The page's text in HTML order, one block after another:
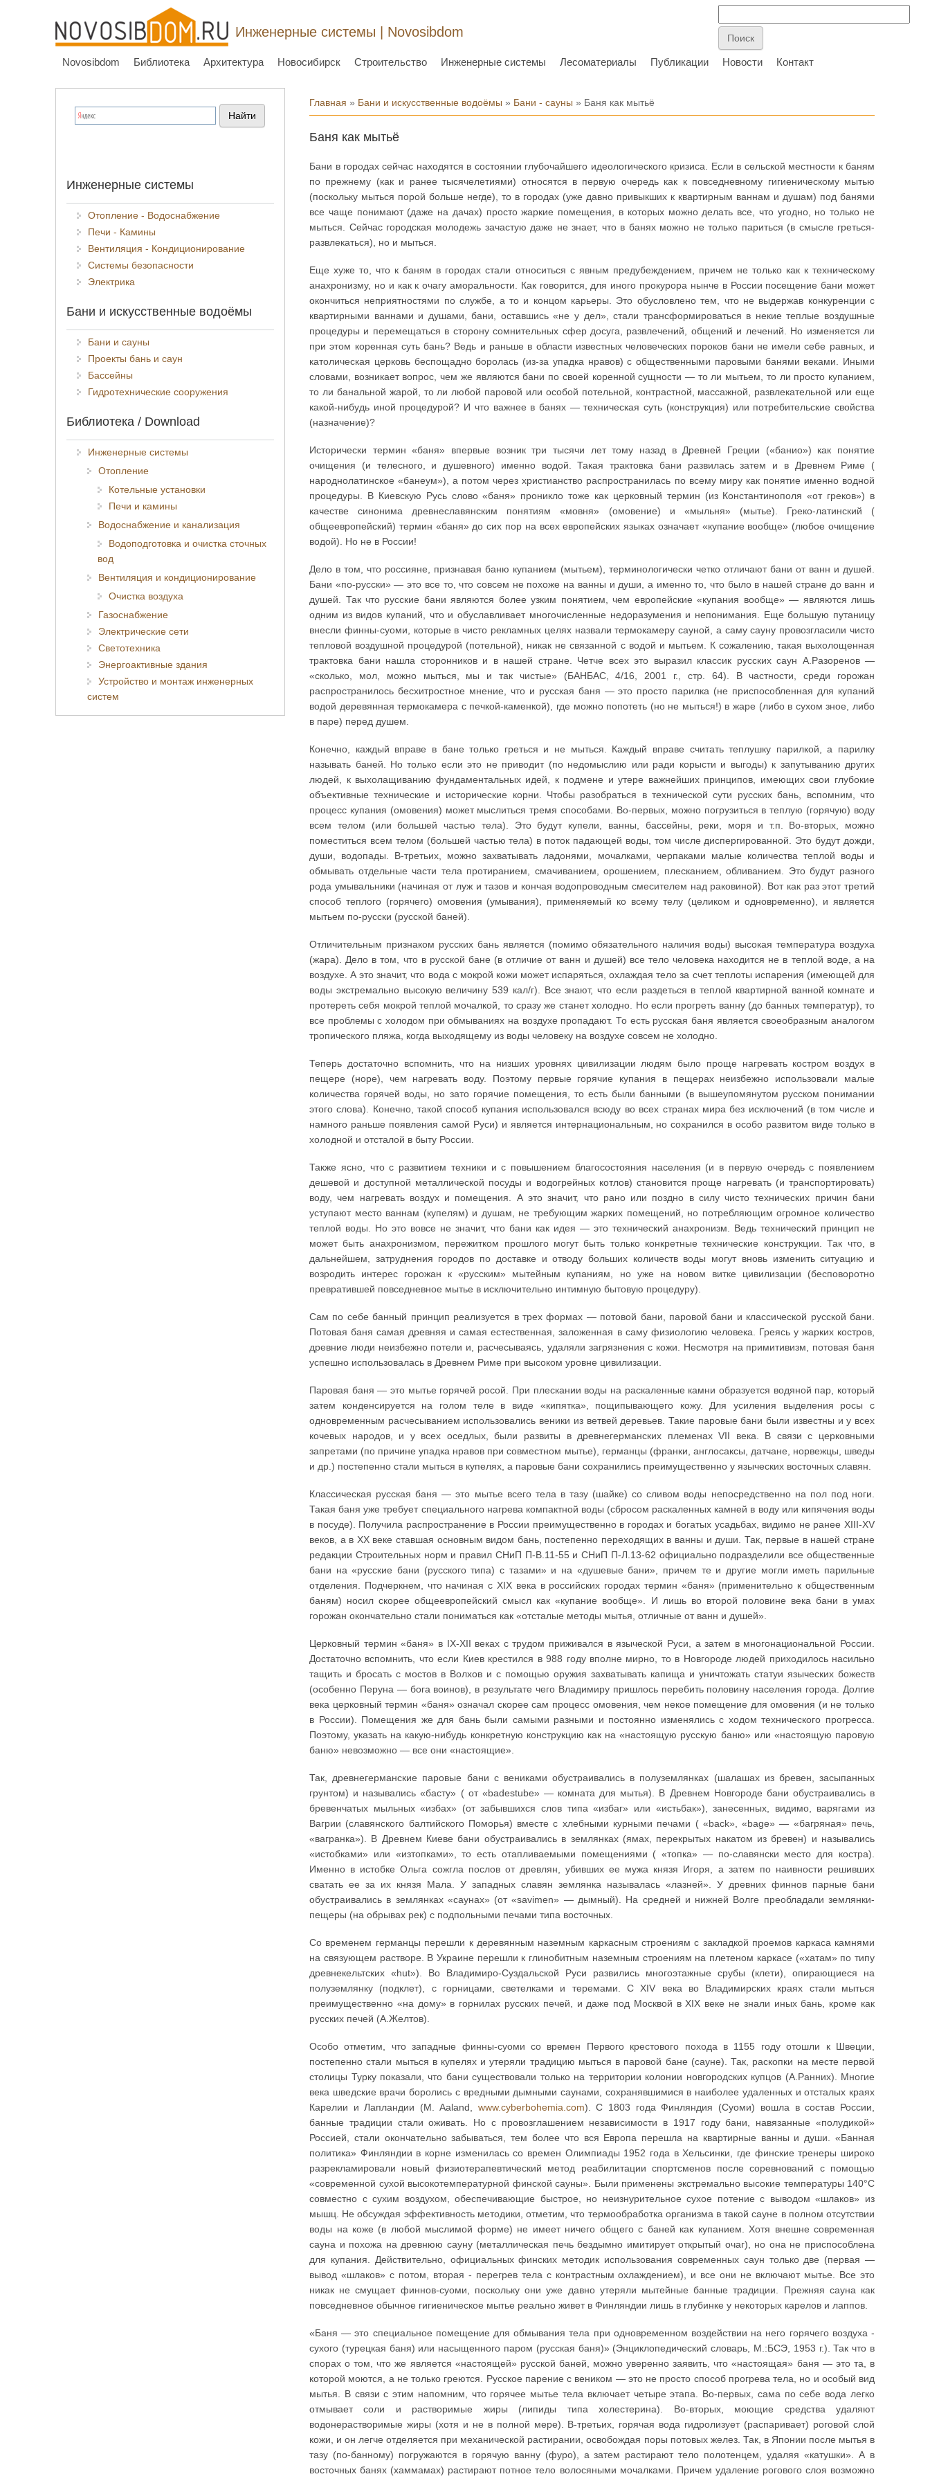
Инженерные системы | Novosibdom
Novosibdom Библиотека Архитектура Новосибирск Строительство Инженерные системы Лесоматериалы Публикации Новости Контакт
Вы здесь
Главная » Бани и искусственные водоёмы » Бани - сауны » Баня как мытьё
Баня как мытьё
Бани в городах сейчас находятся в состоянии глубочайшего идеологического кризиса. Если в сельской местности к баням
по прежнему (как и ранее тысячелетиями) относятся в первую очередь как к повседневному гигиеническому мытью
(поскольку мыться порой больше негде), то в городах (уже давно привыкших к квартирным ваннам и душам) под банями
все чаще понимают (даже на дачах) просто жаркие помещения, в которых можно делать все, что угодно, но только не
мыться. Сейчас городская молодежь зачастую даже не знает, что в банях можно не только париться (в смысле греться-
развлекаться), но и мыться.
Еще хуже то, что к баням в городах стали относиться с явным предубеждением, причем не только как к техническому
анахронизму, но и как к очагу аморальности. Как говорится, для иного прокурора нынче в России посещение бани может
окончиться неприятностями по службе, а то и концом карьеры. Это обусловлено тем, что не выдержав конкуренции с
квартирными ваннами и душами, бани, оставшись «не у дел», стали трансформироваться в некие теплые воздушные
процедуры и перемещаться в сторону сомнительных сфер досуга, развлечений, общений и лечений. Но изменяется ли
при этом коренная суть бань? Ведь и раньше в области известных человеческих пороков бани не имели себе равных, и
католическая церковь беспощадно боролась (из-за упадка нравов) с общественными паровыми банями веками. Иными
словами, возникает вопрос, чем же являются бани по своей коренной сущности — то ли мытьем, то ли просто купанием,
то ли банальной жарой, то ли любой паровой или особой потельной, контрастной, массажной, развлекательной или еще
какой-нибудь иной процедурой? И что важнее в банях — техническая суть (конструкция) или потребительские свойства
(назначение)?
Исторически термин «баня» впервые возник три тысячи лет тому назад в Древней Греции («банио») как понятие
очищения (и телесного, и душевного) именно водой. Такая трактовка бани развилась затем и в Древнем Риме (
народнолатинское «банеум»), а потом через христианство распространилась по всему миру как понятие именно водной
процедуры. В Киевскую Русь слово «баня» проникло тоже как церковный термин (из Константинополя «от греков») в
качестве синонима древнеславянским понятиям «мовня» (омовение) и «мыльня» (мытье). Греко-латинский (
общеевропейский) термин «баня» до сих пор на всех европейских языках означает «купание вообще» (любое очищение
водой). Но не в России!
Дело в том, что россияне, признавая баню купанием (мытьем), терминологически четко отличают бани от ванн и душей.
Бани «по-русски» — это все то, что совсем не похоже на ванны и души, а именно то, что было в нашей стране до ванн и
душей. Так что русские бани являются более узким понятием, чем европейские «купания вообще» — являются лишь
одним из видов купаний, что и обуславливает многочисленные недоразумения и непонимания. Еще большую путаницу
внесли финны-суоми, которые в чисто рекламных целях назвали термокамеру сауной, а саму сауну провозгласили чисто
тепловой воздушной процедурой (потельной), никак не связанной с водой и мытьем. К сожалению, такая выхолощенная
трактовка бани нашла сторонников и в нашей стране. Четче всех это выразил классик русских саун А.Разоренов —
«сколько, мол, можно мыться, мы и так чистые» (БАНБАС, 4/16, 2001 г., стр. 64). В частности, среди горожан
распространилось бесхитростное мнение, что и русская баня — это просто парилка (не приспособленная для купаний
водой деревянная термокамера с печкой-каменкой), где можно попотеть (но не мыться!) в жаре (либо в сухом зное, либо
в паре) перед душем.
Конечно, каждый вправе в бане только греться и не мыться. Каждый вправе считать теплушку парилкой, а парилку
называть баней. Но только если это не приводит (по недомыслию или ради корысти и выгоды) к запутыванию других
людей, к выхолащиванию фундаментальных идей, к подмене и утере важнейших принципов, имеющих свои глубокие
объективные технические и исторические корни. Чтобы разобраться в технической сути русских бань, вспомним, что
процесс купания (омовения) может мыслиться тремя способами. Во-первых, можно погрузиться в теплую (горячую) воду
всем телом (или большей частью тела). Это будут купели, ванны, бассейны, реки, моря и т.п. Во-вторых, можно
поместиться всем телом (большей частью тела) в поток падающей воды, том числе диспергированной. Это будут дожди,
души, водопады. В-третьих, можно захватывать ладонями, мочалками, черпаками малые количества теплой воды и
обмывать отдельные части тела протиранием, смачиванием, орошением, плесканием, обливанием. Это будут разного
рода умывальники (начиная от луж и тазов и кончая водопроводным смесителем над раковиной). Вот как раз этот третий
способ теплого (горячего) омовения (умывания), применяемый ко всему телу (целиком и одновременно), и является
мытьем по-русски (русской баней).
Отличительным признаком русских бань является (помимо обязательного наличия воды) высокая температура воздуха
(жара). Дело в том, что в русской бане (в отличие от ванн и душей) все тело человека находится не в теплой воде, а на
воздухе. А это значит, что вода с мокрой кожи может испаряться, охлаждая тело за счет теплоты испарения (имеющей для
воды экстремально высокую величину 539 кал/г). Все знают, что если раздеться в теплой квартирной ванной комнате и
протереть себя мокрой теплой мочалкой, то сразу же станет холодно. Но если прогреть ванну (до банных температур), то
все проблемы с холодом при обмываниях на воздухе пропадают. То есть русская баня является своеобразным аналогом
тропического пляжа, когда выходящему из воды человеку на воздухе совсем не холодно.
Теперь достаточно вспомнить, что на низших уровнях цивилизации людям было проще нагревать костром воздух в
пещере (норе), чем нагревать воду. Поэтому первые горячие купания в пещерах неизбежно использовали малые
количества горячей воды, но зато горячие помещения, то есть были банными (в вышеупомянутом русском понимании
этого слова). Конечно, такой способ купания использовался всюду во всех странах мира без исключений (в том числе и
намного раньше появления самой Руси) и является интернациональным, но сохранился в особо развитом виде только в
холодной и отсталой в быту России.
Также ясно, что с развитием техники и с повышением благосостояния населения (и в первую очередь с появлением
дешевой и доступной металлической посуды и водогрейных котлов) становится проще нагревать (и транспортировать)
воду, чем нагревать воздух и помещения. А это значит, что рано или поздно в силу чисто технических причин бани
уступают место ваннам (купелям) и душам, не требующим жарких помещений, но потребляющим огромное количество
теплой воды. Но это вовсе не значит, что бани как идея — это технический анахронизм. Ведь технический принцип не
может быть анахронизмом, пережитком прошлого могут быть только конкретные технические конструкции. Так что, в
дальнейшем, затруднения городов по доставке и отводу больших количеств воды могут вновь изменить ситуацию и
возродить интерес горожан к «русским» мытейным купаниям, но уже на новом витке цивилизации (бесповоротно
превратившей повседневное мытье в исключительно интимную бытовую процедуру).
Сам по себе банный принцип реализуется в трех формах — потовой бани, паровой бани и классической русской бани.
Потовая баня самая древняя и самая естественная, заложенная в саму физиологию человека. Греясь у жарких костров,
древние люди неизбежно потели и, расчесываясь, удаляли загрязнения с кожи. Несмотря на примитивизм, потовая баня
успешно использовалась в Древнем Риме при высоком уровне цивилизации.
Паровая баня — это мытье горячей росой. При плескании воды на раскаленные камни образуется водяной пар, который
затем конденсируется на голом теле в виде «кипятка», пощипывающего кожу. Для усиления выделения росы с
одновременным расчесыванием использовались веники из ветвей деревьев. Такие паровые бани были известны и у всех
кочевых народов, и у всех оседлых, были развиты в древнегерманских племенах VII века. В связи с церковными
запретами (по причине упадка нравов при совместном мытье), германцы (франки, англосаксы, датчане, норвежцы, шведы
и др.) постепенно стали мыться в купелях, а паровые бани сохранились преимущественно у языческих восточных славян.
Классическая русская баня — это мытье всего тела в тазу (шайке) со сливом воды непосредственно на пол под ноги.
Такая баня уже требует специального нагрева компактной воды (сбросом раскаленных камней в воду или кипячения воды
в посуде). Получила распространение в России преимущественно в городах и богатых усадьбах, видимо не ранее XIII-XV
веков, а в XX веке ставшая основным видом бань, постепенно переходящих в ванны и души. Так, первые в нашей стране
редакции Строительных норм и правил СНиП П-В.11-55 и СНиП П-Л.13-62 официально подразделили все общественные
бани на «русские бани (русского типа) с тазами» и на «душевые бани», причем те и другие могли иметь парильные
отделения. Подчеркнем, что начиная с XIX века в российских городах термин «баня» (применительно к общественным
баням) носил скорее общеевропейский смысл как «купание вообще». И лишь во второй половине века бани в умах
горожан окончательно стали пониматься как «отсталые методы мытья, отличные от ванн и душей».
Церковный термин «баня» в ІХ-ХІІ веках с трудом приживался в языческой Руси, а затем в многонациональной России.
Достаточно вспомнить, что если Киев крестился в 988 году вполне мирно, то в Новгороде людей приходилось насильно
тащить и бросать с мостов в Волхов и с помощью оружия захватывать капища и уничтожать статуи языческих божеств
(особенно Перуна — бога воинов), в результате чего Владимиру пришлось перебить половину населения города. Долгие
века церковный термин «баня» означал скорее сам процесс омовения, чем некое помещение для омовения (и не только
в России). Помещения же для бань были самыми разными и постоянно изменялись с ходом технического прогресса.
Поэтому, указать на какую-нибудь конкретную конструкцию как на «настоящую русскую баню» или «настоящую паровую
баню» невозможно — все они «настоящие».
Так, древнегерманские паровые бани с вениками обустраивались в полуземлянках (шалашах из бревен, засыпанных
грунтом) и назывались «басту» ( от «badestube» — комната для мытья). В Древнем Новгороде бани обустраивались в
бревенчатых мыльных «избах» (от забывшихся слов типа «избаг» или «истьбак»), занесенных, видимо, варягами из
Вагрии (славянского балтийского Поморья) вместе с хлебными курными печами ( «back», «bage» — «багряная» печь,
«вагранка»). В Древнем Киеве бани обустраивались в землянках (ямах, перекрытых накатом из бревен) и назывались
«истобками» или «изтопками», то есть отапливаемыми помещениями ( «топка» — по-славянски место для костра).
Именно в истобке Ольга сожгла послов от древлян, убивших ее мужа князя Игоря, а затем по наивности решивших
сватать ее за их князя Мала. У западных славян землянка называлась «лазней». У древних финнов парные бани
обустраивались в землянках «саунах» (от «savimen» — дымный). На средней и нижней Волге преобладали землянки-
пещеры (на обрывах рек) с подпольными печами типа восточных.
Со временем германцы перешли к деревянным наземным каркасным строениям с закладкой проемов каркаса камнями
на связующем растворе. В Украине перешли к глинобитным наземным строениям на плетеном каркасе («хатам» по типу
древнекельтских «hut»). Во Владимиро-Суздальской Руси развились многоэтажные срубы (клети), опирающиеся на
полуземлянку (подклет), с горницами, светелками и теремами. С XIV века во Владимирских краях стали мыться
преимущественно «на дому» в горнилах русских печей, и даже под Москвой в XIX веке не знали иных бань, кроме как
русских печей (А.Желтов).
Особо отметим, что западные финны-суоми со времен Первого крестового похода в 1155 году отошли к Швеции,
постепенно стали мыться в купелях и утеряли традицию мыться в паровой бане (сауне). Так, раскопки на месте первой
столицы Турку показали, что бани существовали только на территории колонии новгородских купцов (А.Ранних). Многие
века шведские врачи боролись с вредными дымными саунами, сохранявшимися в наиболее удаленных и отсталых краях
Карелии и Лапландии (M. Aaland, www.cyberbohemia.com). С 1803 года Финляндия (Суоми) вошла в состав России,
банные традиции стали оживать. Но с провозглашением независимости в 1917 году бани, навязанные «полудикой»
Россией, стали окончательно забываться, тем более что вся Европа перешла на квартирные ванны и души. «Банная
политика» Финляндии в корне изменилась со времен Олимпиады 1952 года в Хельсинки, где финские тренеры широко
разрекламировали новый физиотерапевтический метод реабилитации спортсменов после соревнований с помощью
«современной сухой высокотемпературной финской сауны». Были применены экстремально высокие температуры 140°С
совместно с сухим воздухом, обеспечивающие быстрое, но неизнурительное сухое потение с выводом «шлаков» из
мышц. Не обсуждая эффективность методики, отметим, что термообработка организма в такой сауне в полном отсутствии
воды на коже (в любой мыслимой форме) не имеет ничего общего с баней как купанием. Хотя внешне современная
сауна и похожа на древнюю сауну (металлическая печь бездымно имитирует открытый очаг), но она не приспособлена
для купания. Действительно, официальных финских методик использования современных саун только две (первая —
вывод «шлаков» с потом, вторая - перегрев тела с контрастным охлаждением), и все они не включают мытье. Все это
никак не смущает финнов-суоми, поскольку они уже давно утеряли мытейные банные традиции. Прежняя сауна как
повседневное обычное гигиеническое мытье реально живет в Финляндии лишь в глубинке у некоторых карелов и лаппов.
«Баня — это специальное помещение для обмывания тела при одновременном воздействии на него горячего воздуха -
сухого (турецкая баня) или насыщенного паром (русская баня)» (Энциклопедический словарь, М.:БСЭ, 1953 г.). Так что в
спорах о том, что же является «настоящей» русской баней, можно уверенно заявить, что «настоящая» баня — это та, в
которой моются, а не только греются. Русское парение с веником — это не просто способ прогрева тела, но и особый вид
мытья. В связи с этим напомним, что горячее мытье тела включает четыре этапа. Во-первых, сама по себе вода легко
отмывает соли и растворимые жиры (липиды типа холестерина). Во-вторых, моющие средства удаляют
водонерастворимые жиры (хотя и не в полной мере). В-третьих, горячая вода гидролизует (распаривает) роговой слой
кожи, и он легче отделяется при механической растирании, освобождая поры потовых желез. Так, в Японии после мытья в
тазу (по-банному) погружаются в горячую ванну (фуро), а затем растирают тело полотенцем, удаляя «катушки». А в
восточных банях (хаммамах) растирают потное тело волосяными мочалками. Причем удаление рогового слоя возможно
Инженерные системы
Отопление - Водоснабжение
Печи - Камины
Вентиляция - Кондиционирование
Системы безопасности
Электрика
Бани и искусственные водоёмы
Бани и сауны
Проекты бань и саун
Бассейны
Гидротехнические сооружения
Библиотека / Download
Инженерные системы
Отопление
Котельные установки
Печи и камины
Водоснабжение и канализация
Водоподготовка и очистка сточных
вод
Вентиляция и кондиционирование
Очистка воздуха
Газоснабжение
Электрические сети
Светотехника
Энергоактивные здания
Устройство и монтаж инженерных
систем